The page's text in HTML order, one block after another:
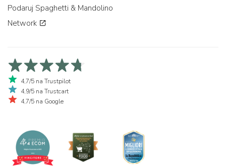
Podaruj Spaghetti & Mandolino
Network
4,7/5 na Trustpilot
4,9/5 na Trustcart
4,7/5 na Google